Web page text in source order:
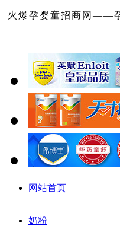
火爆孕婴童招商网——
网站首页
奶粉